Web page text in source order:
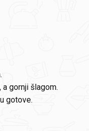
gornji šlagom.
gotove.